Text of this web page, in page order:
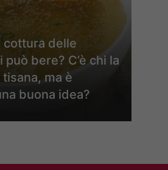
cottura delle
bere? C’è chi la
ma è
buona idea?